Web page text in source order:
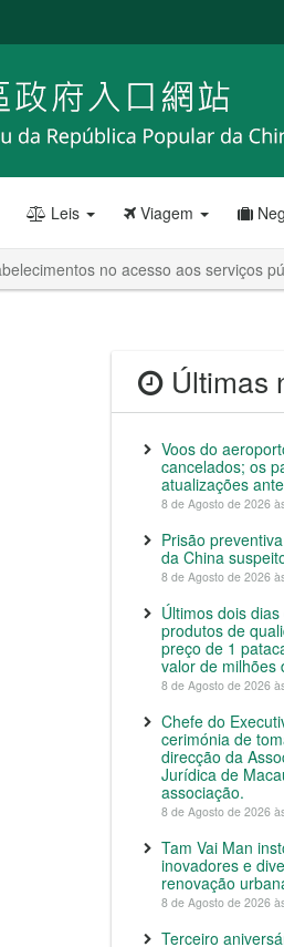
Leis Viagem
no acesso aos serviços
Últimas
Voos do
cancelados; os
atualizações
8 de Agosto de 2026
Prisão
da China
8 de Agosto de 2026
Últimos dois
produtos de
preço de 1
valor de milhões
8 de Agosto de 2026
Chefe do
cerimónia de
direcção da
Jurídica de
associação.
8 de Agosto de 2026
Tam Vai Man
inovadores e
renovação
8 de Agosto de 2026
Terceiro